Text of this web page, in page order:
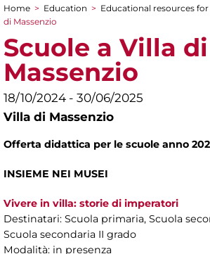
You are here
Home > Education > Educational resources
di Massenzio
Scuole a Villa di
Massenzio
18/10/2024 - 30/06/2025
Villa di Massenzio
Offerta didattica per le scuole anno
INSIEME NEI MUSEI
Vivere in villa: storie di imperatori
Destinatari: Scuola primaria, Scuola
Scuola secondaria II grado
Modalità: in presenza